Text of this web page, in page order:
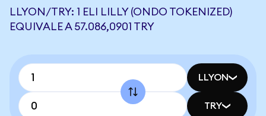
LLYON/TRY: 1 ELI LILLY (ONDO TOKENIZED)
EQUIVALE A 57.086,0901 TRY
LLYON
TRY